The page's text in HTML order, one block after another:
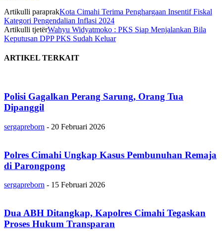
Artikulli paraprakKota Cimahi Terima Penghargaan Insentif Fiskal
Kategori Pengendalian Inflasi 2024
Artikulli tjetërWahyu Widyatmoko : PKS Siap Menjalankan Bila
Keputusan DPP PKS Sudah Keluar
ARTIKEL TERKAIT
Polisi Gagalkan Perang Sarung, Orang Tua
Dipanggil
sergapreborn - 20 Februari 2026
Polres Cimahi Ungkap Kasus Pembunuhan Remaja
di Parongpong
sergapreborn - 15 Februari 2026
Dua ABH Ditangkap, Kapolres Cimahi Tegaskan
Proses Hukum Transparan